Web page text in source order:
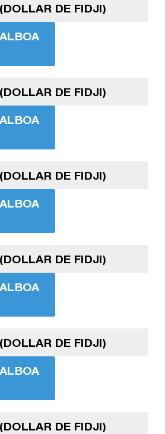
DE FIDJI)
DE FIDJI)
DE FIDJI)
DE FIDJI)
DE FIDJI)
DE FIDJI)